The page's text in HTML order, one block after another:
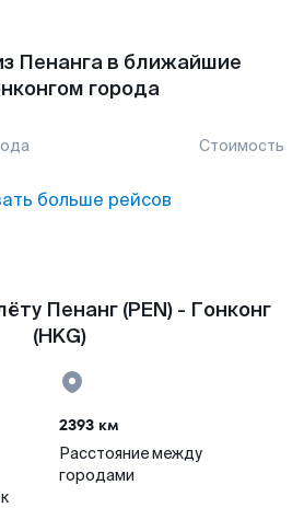
Пенанга в ближайшие
города
Стоимость
больше рейсов
Пенанг (PEN) - Гонконг
(HKG)
2393 км
Расстояние между
городами